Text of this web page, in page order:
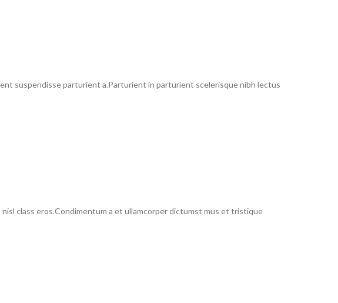
suspendisse parturient a.Parturient in parturient scelerisque nibh lectus
class eros.Condimentum a et ullamcorper dictumst mus et tristique